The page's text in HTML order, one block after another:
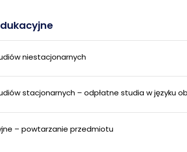
niestacjonarnych
stacjonarnych – odpłatne studia w języku
– powtarzanie przedmiotu